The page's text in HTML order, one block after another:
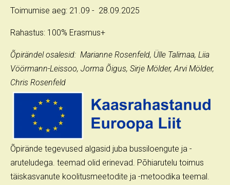
Toimumise aeg: 21.09 - 28.09.2025
Rahastus: 100% Erasmus+
Õpirändel osalesid: Marianne Rosenfeld, Ülle Talimaa, Liia
Vöörmann-Leissoo, Jorma Õigus, Sirje Mölder, Arvi Mölder,
Chris Rosenfeld
Õpirände tegevused algasid juba bussiloengute ja -
aruteludega. teemad olid erinevad. Põhiarutelu toimus
täiskasvanute koolitusmeetodite ja -metoodika teemal.